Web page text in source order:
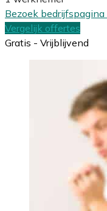
Bezoek bedrijfspagina
Vergelijk offertes
Gratis - Vrijblijvend